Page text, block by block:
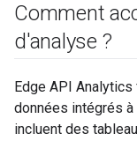
Comment
d'analyse ?
Edge API
données intégrés
incluent des